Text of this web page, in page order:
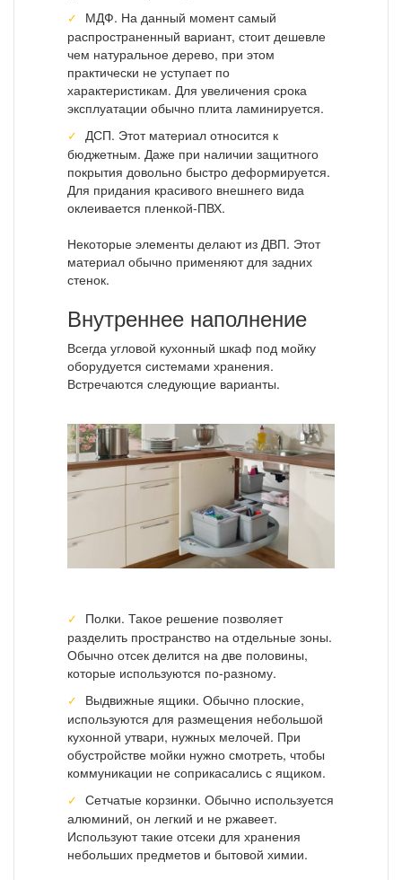
МДФ. На данный момент самый
распространенный вариант, стоит дешевле
чем натуральное дерево, при этом
практически не уступает по
характеристикам. Для увеличения срока
эксплуатации обычно плита ламинируется.
ДСП. Этот материал относится к
бюджетным. Даже при наличии защитного
покрытия довольно быстро деформируется.
Для придания красивого внешнего вида
оклеивается пленкой-ПВХ.
Некоторые элементы делают из ДВП. Этот
материал обычно применяют для задних
стенок.
Внутреннее наполнение
Всегда угловой кухонный шкаф под мойку
оборудуется системами хранения.
Встречаются следующие варианты.
Полки. Такое решение позволяет
разделить пространство на отдельные зоны.
Обычно отсек делится на две половины,
которые используются по-разному.
Выдвижные ящики. Обычно плоские,
используются для размещения небольшой
кухонной утвари, нужных мелочей. При
обустройстве мойки нужно смотреть, чтобы
коммуникации не соприкасались с ящиком.
Сетчатые корзинки. Обычно используется
алюминий, он легкий и не ржавеет.
Используют такие отсеки для хранения
небольших предметов и бытовой химии.